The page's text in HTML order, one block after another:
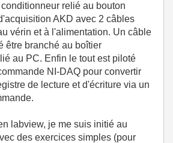
relié au bouton
AKD avec 2 câbles
vérin et à l'alimentation. Un câble
être branché au boîtier
au PC. Enfin le tout est piloté
NI-DAQ pour convertir
de lecture et d'écriture via un
labview, je me suis initié au
des exercices simples (pour